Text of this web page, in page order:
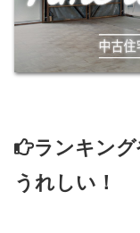
ランキン
うれしい！